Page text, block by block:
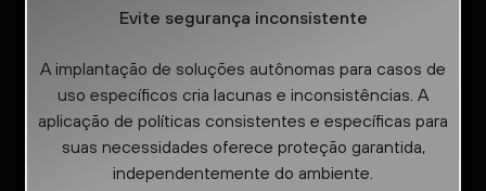
Evite segurança inconsistente
A implantação de soluções autônomas para casos de
uso específicos cria lacunas e inconsistências. A
aplicação de políticas consistentes e específicas para
suas necessidades oferece proteção garantida,
independentemente do ambiente.